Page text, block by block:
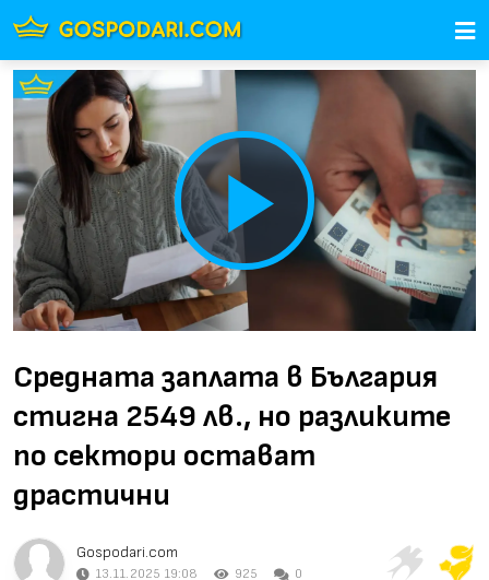
Play
Video
Средната заплата в България
стигна 2549 лв., но разликите
по сектори остават
драстични
Gospodari.com
13.11.2025 19:08 925 0